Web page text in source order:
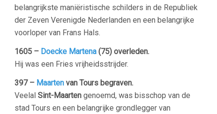
belangrijkste maniëristische schilders in de Republiek
der Zeven Verenigde Nederlanden en een belangrijke
voorloper van Frans Hals.
1605 – Doecke Martena (75) overleden.
Hij was een Fries vrijheidsstrijder.
397 – Maarten van Tours begraven.
Veelal Sint-Maarten genoemd, was bisschop van de
stad Tours en een belangrijke grondlegger van